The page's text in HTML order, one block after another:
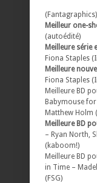
(Fantagraphics)
Meilleur one-
(autoédité)
Meilleure série
Fiona Staples
Meilleure
Fiona Staples
Meilleure BD
Babymouse for
Matthew Holm
Meilleure BD
– Ryan North,
(kaboom!)
Meilleure BD
in Time –
(FSG)